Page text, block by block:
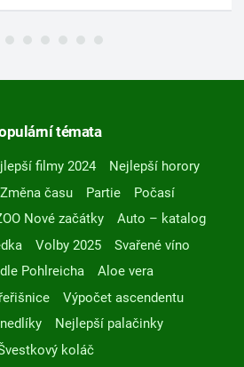
témata
filmy 2024
Nejlepší horory
Změna času Partie
Počasí
Nové začátky
Auto – katalog
Volby 2025
Svařené víno
Pohlreicha
Aloe vera
Výpočet ascendentu
Nejlepší palačinky
koláč